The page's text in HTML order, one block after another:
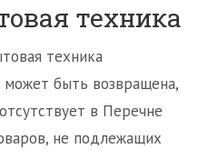
техника
техника
может быть возвращена,
в Перечне
не подлежащих